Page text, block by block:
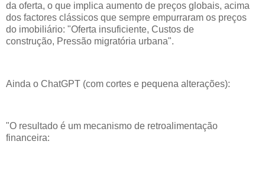
da oferta, o que implica aumento de preços globais, acima
dos factores clássicos que sempre empurraram os preços
do imobiliário: "Oferta insuficiente, Custos de
construção, Pressão migratória urbana".
Ainda o ChatGPT (com cortes e pequena alterações):
"O resultado é um mecanismo de retroalimentação
financeira: